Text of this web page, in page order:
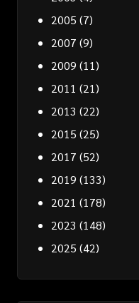
2005 (7)
2007 (9)
2009 (11)
2011 (21)
2013 (22)
2015 (25)
2017 (52)
2019 (133)
2021 (178)
2023 (148)
2025 (42)